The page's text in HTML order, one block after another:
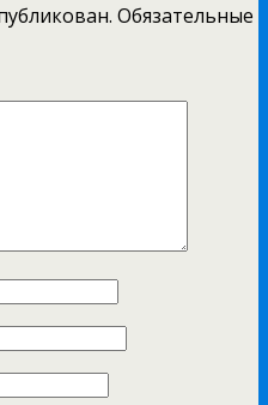
Обязательные